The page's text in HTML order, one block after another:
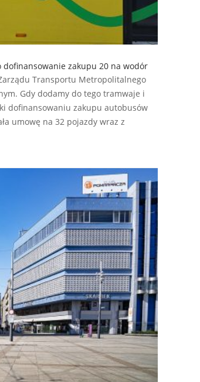
zakupu 20 na wodór
Transportu Metropolitalnego
Gdy dodamy do tego tramwaje i
dofinansowaniu zakupu autobusów
umowę na 32 pojazdy wraz z